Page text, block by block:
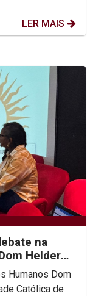
LER MAIS
na
Helder
Humanos Dom
Católica de